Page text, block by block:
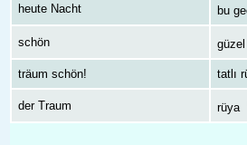
heute Nacht bu
schön güzel
träum schön! tatlı
der Traum rüya